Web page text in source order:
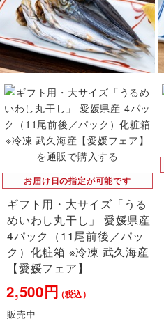
お届け日の指定が可能です
ギフト用・大サイズ「うる
めいわし丸干し」 愛媛県産
4パック（11尾前後／パッ
ク）化粧箱 ※冷凍 武久海産
【愛媛フェア】
2,500円 （税込）
販売中